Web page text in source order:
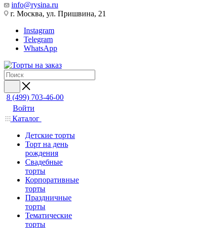
info@rysina.ru
г. Москва, ул. Пришвина, 21
Instagram
Telegram
WhatsApp
8 (499) 703-46-00
Войти
Каталог
Детские торты
Торт на день
рождения
Свадебные
торты
Корпоративные
торты
Праздничные
торты
Тематические
торты